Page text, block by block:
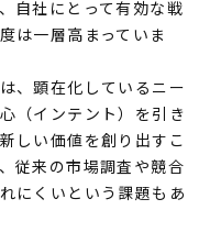
自社にとって有効な戦
は一層高まっていま
、顕在化しているニー
（インテント）を引き
しい価値を創り出すこ
従来の市場調査や競合
にくいという課題もあ